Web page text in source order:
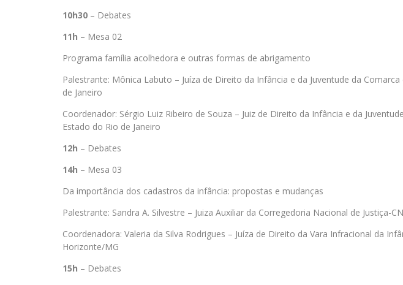
10h30 – Debates
11h – Mesa 02
Programa família acolhedora e outras formas de abrigamento
Palestrante: Mônica Labuto – Juíza de Direito da Infância e da Juventude da
de Janeiro
Coordenador: Sérgio Luiz Ribeiro de Souza – Juiz de Direito da Infância e da
Estado do Rio de Janeiro
12h – Debates
14h – Mesa 03
Da importância dos cadastros da infância: propostas e mudanças
Palestrante: Sandra A. Silvestre – Juiza Auxiliar da Corregedoria Nacional de Justiça-
Coordenadora: Valeria da Silva Rodrigues – Juíza de Direito da Vara Infracional da
Horizonte/MG
15h – Debates